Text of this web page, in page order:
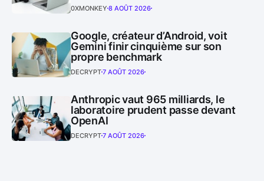
0XMONKEY 8 AOÛT 2026
Google, créateur d’Android, voit
Gemini finir cinquième sur son
propre benchmark
DECRYPT7 AOÛT 2026
Anthropic vaut 965 milliards, le
laboratoire prudent passe devant
OpenAI
DECRYPT7 AOÛT 2026